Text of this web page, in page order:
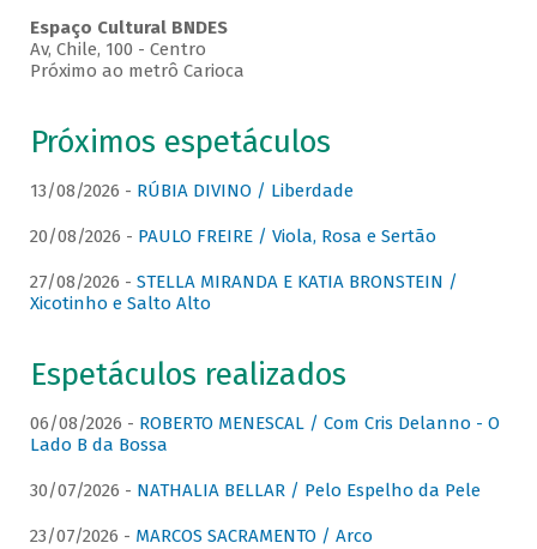
Espaço Cultural BNDES
Av, Chile, 100 - Centro
Próximo ao metrô Carioca
Próximos espetáculos
13/08/2026 - RÚBIA DIVINO / Liberdade
20/08/2026 - PAULO FREIRE / Viola, Rosa e Sertão
27/08/2026 - STELLA MIRANDA E KATIA BRONSTEIN /
Xicotinho e Salto Alto
Espetáculos realizados
06/08/2026 - ROBERTO MENESCAL / Com Cris Delanno - O
Lado B da Bossa
30/07/2026 - NATHALIA BELLAR / Pelo Espelho da Pele
23/07/2026 - MARCOS SACRAMENTO / Arco